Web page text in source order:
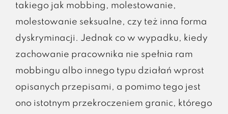
takiego jak mobbing, molestowanie,
molestowanie seksualne, czy też inna forma
dyskryminacji. Jednak co w wypadku, kiedy
zachowanie pracownika nie spełnia ram
mobbingu albo innego typu działań wprost
opisanych przepisami, a pomimo tego jest
ono istotnym przekroczeniem granic, którego